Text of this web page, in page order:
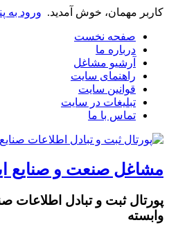
مهمان، خوش آمدید. ورود به پنل
صفحه نخست
درباره ما
آرشیو مشاغل
راهنمای سایت
قوانین سایت
تبلیغات در سایت
تماس با ما
صنعت و صنایع ایران
ثبت و تبادل اطلاعات صنایع